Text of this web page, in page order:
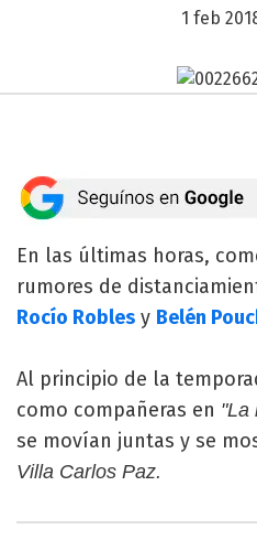
1 feb
En las últimas horas,
rumores de
Rocío Robles y Belén
Al principio de la
como compañeras en "La
se movían juntas y se
Villa Carlos Paz.